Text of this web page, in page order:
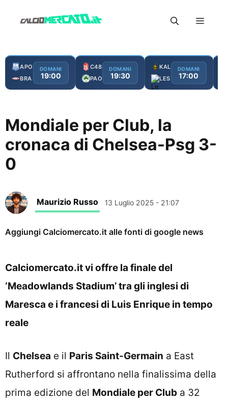
Menu
APO
BRA
DOMANI
19:00
C48
PAO
DOMANI
19:30
KAL
LES
DOMANI
17:00
Mondiale per Club, la
cronaca di Chelsea-Psg 3-
0
Maurizio Russo 13 Luglio 2025 - 21:07
Aggiungi Calciomercato.it alle fonti di google news
Calciomercato.it vi offre la finale del
‘Meadowlands Stadium’ tra gli inglesi di
Maresca e i francesi di Luis Enrique in tempo
reale
Il Chelsea e il Paris Saint-Germain a East
Rutherford si affrontano nella finalissima della
prima edizione del Mondiale per Club a 32